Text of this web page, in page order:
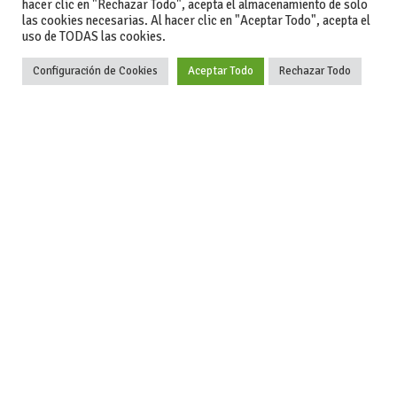
Actualidad
Coches de ocasión: guía completa para comprar seguro
hacer clic en "Rechazar Todo", acepta el almacenamiento de solo
las cookies necesarias. Al hacer clic en "Aceptar Todo", acepta el
uso de TODAS las cookies.
Configuración de Cookies Aceptar Todo Rechazar Todo